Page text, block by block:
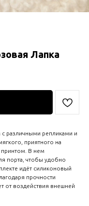
Лапка
различными репликами и
приятного на
принтом. В нем
порта, чтобы удобно
идёт силиконовый
прочности
от воздействия внешней